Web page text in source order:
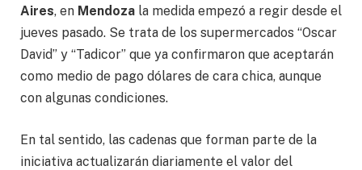
Aires, en Mendoza la medida empezó a regir desde el
jueves pasado. Se trata de los supermercados “Oscar
David” y “Tadicor” que ya confirmaron que aceptarán
como medio de pago dólares de cara chica, aunque
con algunas condiciones.
En tal sentido, las cadenas que forman parte de la
iniciativa actualizarán diariamente el valor del